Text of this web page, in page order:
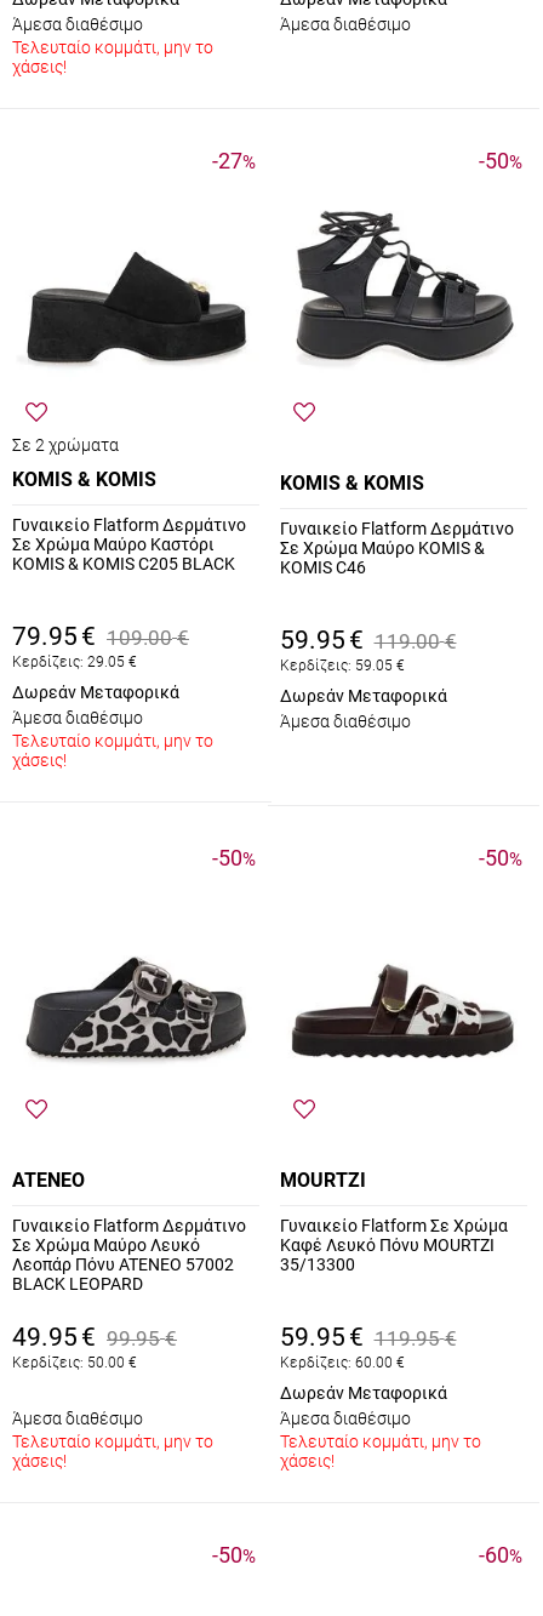
Άμεσα διαθέσιμο
Τελευταίο κομμάτι, μην το
χάσεις!
Άμεσα διαθέσιμο
-27%
Σε 2 χρώματα
KOMIS & KOMIS
Γυναικείο Flatform Δερμάτινο
Σε Χρώμα Μαύρο Καστόρι
KOMIS & KOMIS C205 BLACK
79.95 € 109.00 €
Κερδίζεις: 29.05 €
Δωρεάν Μεταφορικά
Άμεσα διαθέσιμο
Τελευταίο κομμάτι, μην το
χάσεις!
-50%
KOMIS & KOMIS
Γυναικείο Flatform Δερμάτινο
Σε Χρώμα Μαύρο KOMIS &
KOMIS C46
59.95 € 119.00 €
Κερδίζεις: 59.05 €
Δωρεάν Μεταφορικά
Άμεσα διαθέσιμο
-50%
ATENEO
Γυναικείο Flatform Δερμάτινο
Σε Χρώμα Μαύρο Λευκό
Λεοπάρ Πόνυ ATENEO 57002
BLACK LEOPARD
49.95 € 99.95 €
Κερδίζεις: 50.00 €
Άμεσα διαθέσιμο
Τελευταίο κομμάτι, μην το
χάσεις!
-50%
MOURTZI
Γυναικείο Flatform Σε Χρώμα
Καφέ Λευκό Πόνυ MOURTZI
35/13300
59.95 € 119.95 €
Κερδίζεις: 60.00 €
Δωρεάν Μεταφορικά
Άμεσα διαθέσιμο
Τελευταίο κομμάτι, μην το
χάσεις!
-50% -60%